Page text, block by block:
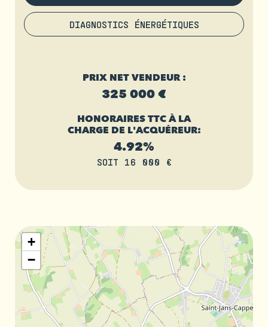
DIAGNOSTICS ÉNERGÉTIQUES
PRIX NET VENDEUR :
325 000 €
HONORAIRES TTC À LA
CHARGE DE L'ACQUÉREUR:
4.92%
SOIT 16 000 €
+
−